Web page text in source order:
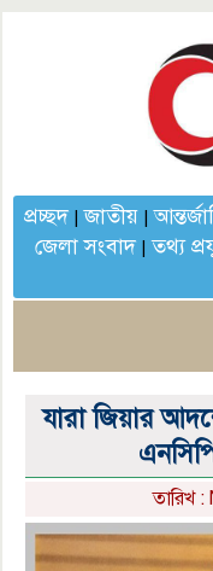
প্রচ্ছদ|জাতীয়|
জেলা সংবাদ|তথ্য
যারা জিয়ার
তারিখ